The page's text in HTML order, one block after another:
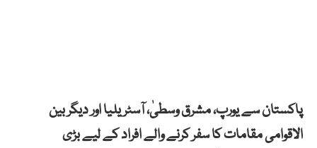
پاکستان سے یورپ، مشرق وسطیٰ، آسٹریلیا اور دیگر بین
الاقوامی مقامات کا سفر کرنے والے افراد کے لیے بڑی